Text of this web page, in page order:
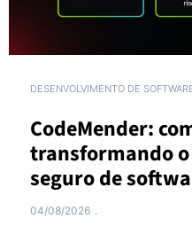
GOOGLE WORKSPACE
Por que
continua
custos
29/07/2026